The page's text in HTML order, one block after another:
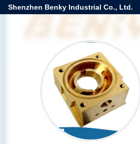
Shenzhen Benky Industrial Co., Ltd.